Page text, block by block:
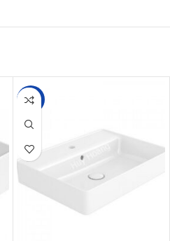
-20%